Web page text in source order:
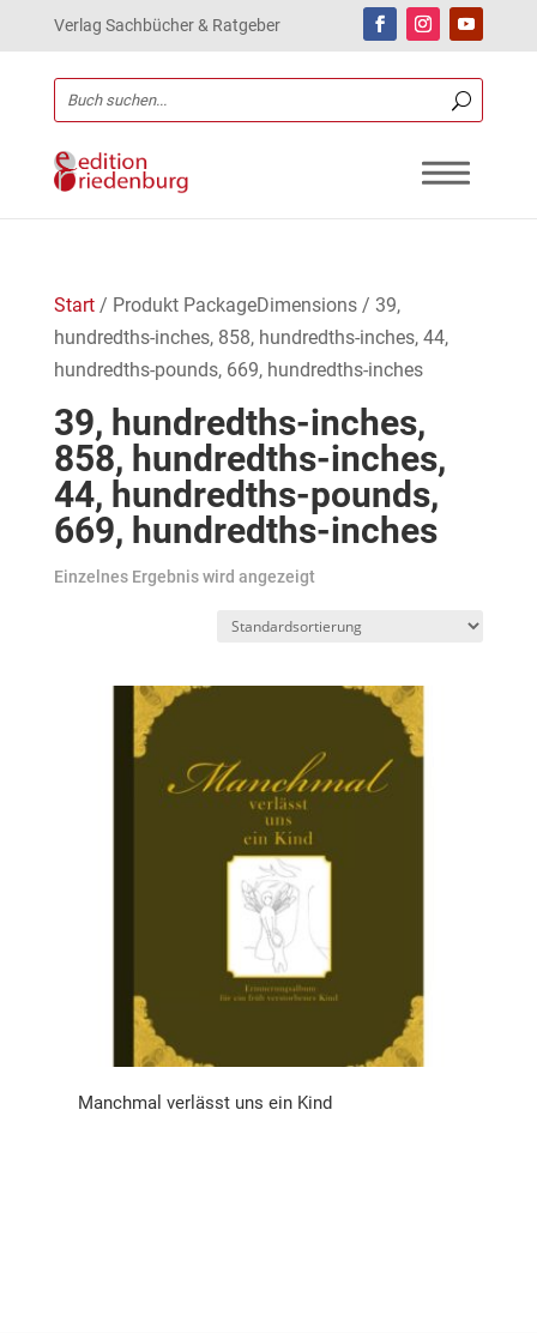
Verlag Sachbücher & Ratgeber
Start/ Produkt PackageDimensions / 39,
hundredths-inches, 858, hundredths-inches, 44,
hundredths-pounds, 669, hundredths-inches
39, hundredths-inches,
858, hundredths-inches,
44, hundredths-pounds,
669, hundredths-inches
Einzelnes Ergebnis wird angezeigt
Manchmal verlässt uns ein Kind